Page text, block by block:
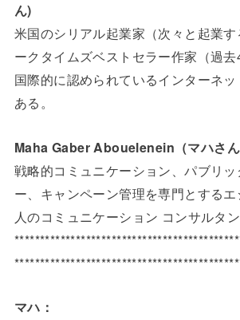
ん)
米国のシリアル起業家（次々と起業
ークタイムズベストセラー作家（過去
国際的に認められているインターネ
ある。
Maha Gaber Abouelenein（マハさん
戦略的コミュニケーション、パブリ
ー、キャンペーン管理を専門とする
人のコミュニケーション コンサルタン
マハ：